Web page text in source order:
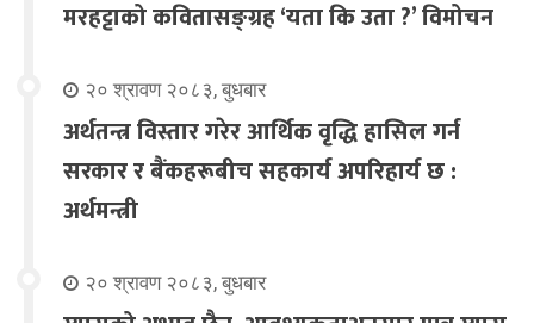
मरहट्टाको कवितासङ्ग्रह ‘यता कि उता ?’ विमोचन
२० श्रावण २०८३, बुधबार
अर्थतन्त्र विस्तार गरेर आर्थिक वृद्धि हासिल गर्न
सरकार र बैंकहरूबीच सहकार्य अपरिहार्य छ :
अर्थमन्त्री
२० श्रावण २०८३, बुधबार